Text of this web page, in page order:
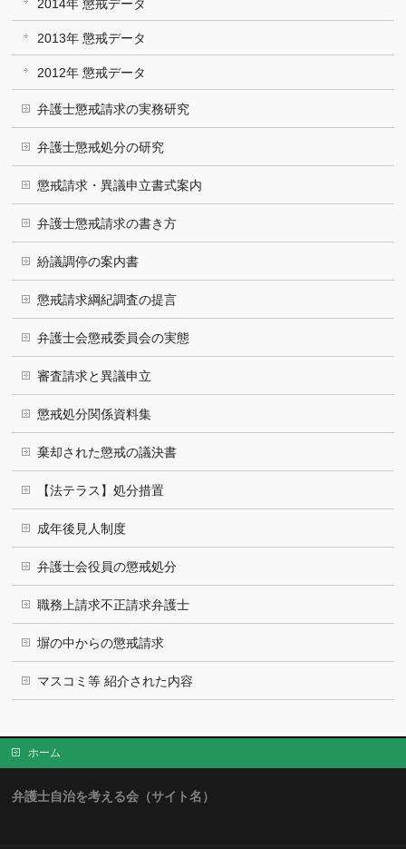
2014年 懲戒データ
2013年 懲戒データ
2012年 懲戒データ
弁護士懲戒請求の実務研究
弁護士懲戒処分の研究
懲戒請求・異議申立書式案内
弁護士懲戒請求の書き方
紛議調停の案内書
懲戒請求綱紀調査の提言
弁護士会懲戒委員会の実態
審査請求と異議申立
懲戒処分関係資料集
棄却された懲戒の議決書
【法テラス】処分措置
成年後見人制度
弁護士会役員の懲戒処分
職務上請求不正請求弁護士
塀の中からの懲戒請求
マスコミ等 紹介された内容
ホーム
弁護士自治を考える会（サイト名）